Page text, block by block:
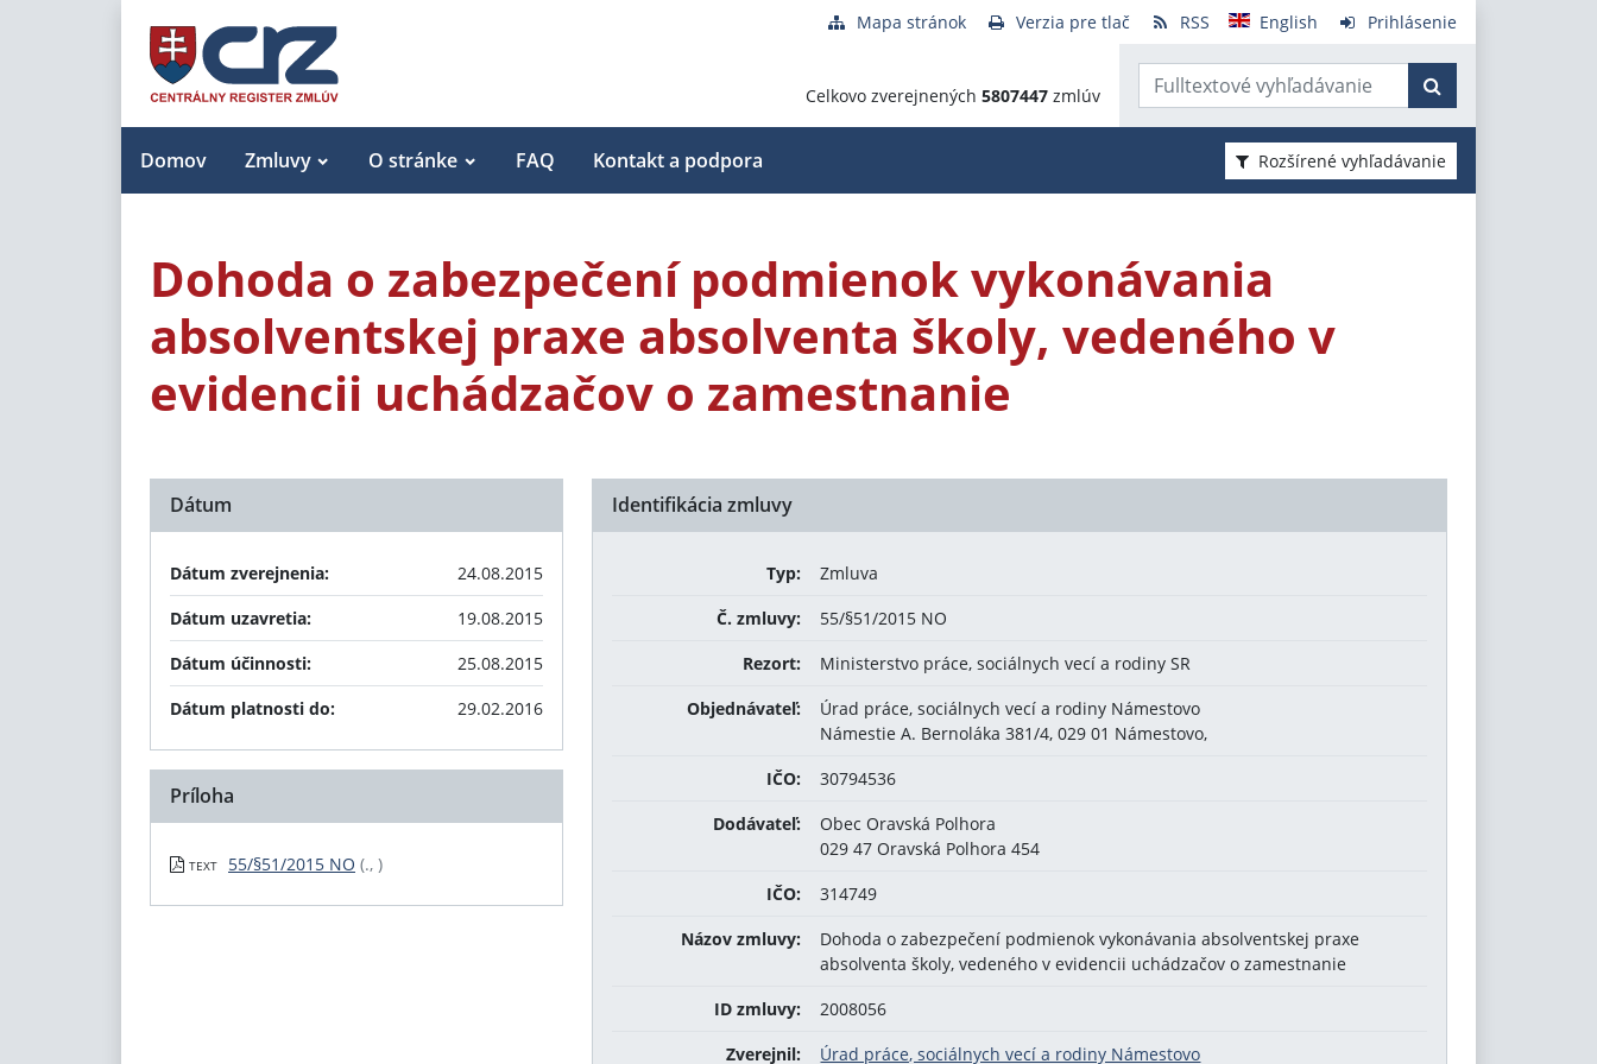
Mapa stránok Verzia pre tlač RSS English Prihlásenie
Celkovo zverejnených 5807447 zmlúv
Domov Zmluvy O stránke FAQ Kontakt a podpora Rozšírené vyhľadávanie
Dohoda o zabezpečení podmienok vykonávania
absolventskej praxe absolventa školy, vedeného v
evidencii uchádzačov o zamestnanie
Identifikácia zmluvy
Typ:
Zmluva
Č. zmluvy:
55/§51/2015 NO
Rezort:
Ministerstvo práce, sociálnych vecí a rodiny SR
Objednávateľ:
Úrad práce, sociálnych vecí a rodiny Námestovo
Námestie A. Bernoláka 381/4, 029 01 Námestovo,
IČO:
30794536
Dodávateľ:
Obec Oravská Polhora
029 47 Oravská Polhora 454
IČO:
314749
Názov zmluvy:
Dohoda o zabezpečení podmienok vykonávania absolventskej praxe
absolventa školy, vedeného v evidencii uchádzačov o zamestnanie
ID zmluvy:
2008056
Zverejnil:
Úrad práce, sociálnych vecí a rodiny Námestovo
Dátum
Dátum zverejnenia:
24.08.2015
Dátum uzavretia:
19.08.2015
Dátum účinnosti:
25.08.2015
Dátum platnosti do:
29.02.2016
Príloha
TEXT 55/§51/2015 NO (., )